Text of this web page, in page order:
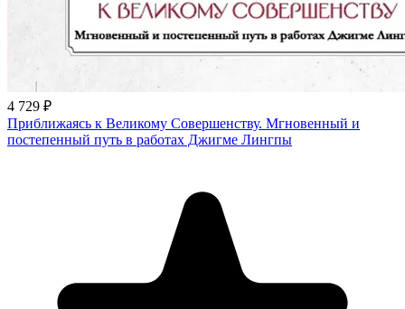
4 729 ₽
Приближаясь к Великому Совершенству. Мгновенный и
постепенный путь в работах Джигме Лингпы